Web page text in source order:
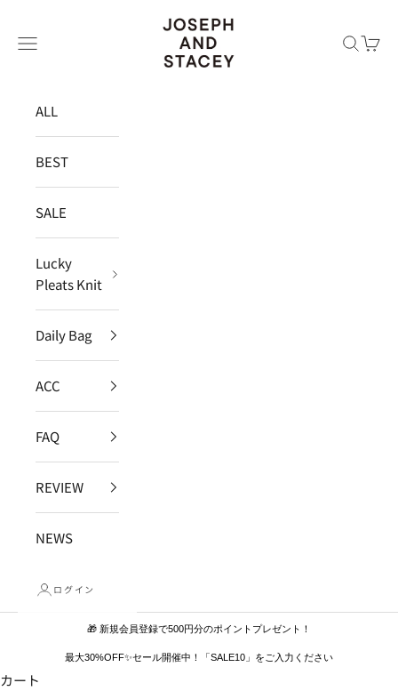
JOSEPH AND STACEY JAPAN
メニュー
検索カー
ALL
BEST
SALE
Lucky
Pleats Knit
Daily Bag
ACC
FAQ
REVIEW
NEWS
ログイン
🎁 新規会員登録で500円分のポイントプレゼント！
最大30%OFF✨セール開催中！「SALE10」をご入力ください
カート